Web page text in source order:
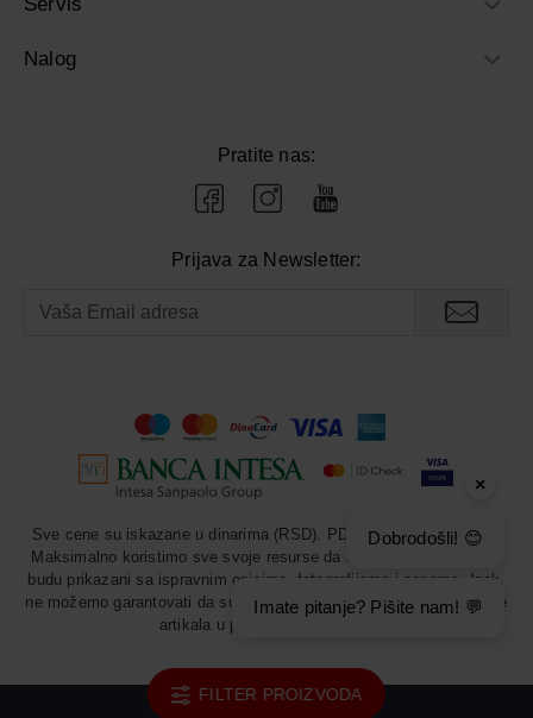
Nalog
Pratite nas:
Prijava za Newsletter:
Sve cene su iskazane u dinarima (RSD). PDV je uračunat u cenu.
Maksimalno koristimo sve svoje resurse da svi artikli u prodavnici
budu prikazani sa ispravnim opisima, fotografijama i cenama. Ipak,
ne možemo garantovati da su sve navedene informacije i fotografije
artikala u potpunosti ispravne.
FILTER PROIZVODA
×
Dobrodošli! 😊
Imate pitanje? Pišite nam! 💬